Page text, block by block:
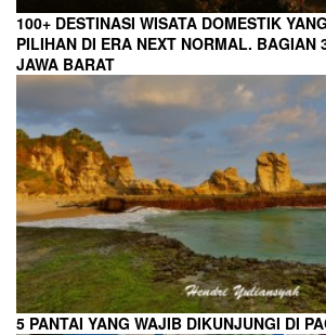
100+ DESTINASI WISATA DOMESTIK
PILIHAN DI ERA NEXT NORMAL. BAGIAN
JAWA BARAT
5 PANTAI YANG WAJIB DIKUNJUNGI DI